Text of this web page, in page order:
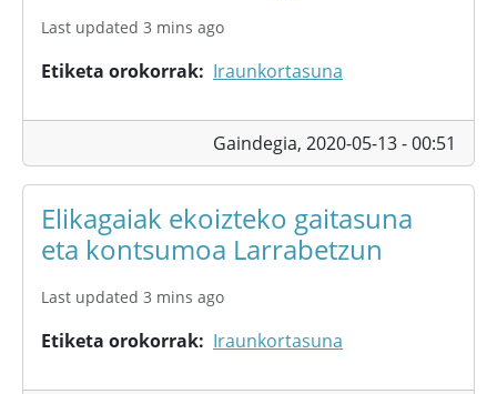
Last updated 3 mins ago
Etiketa orokorrak Iraunkortasuna
Gaindegia, 2020-05-13 - 00:51
Elikagaiak ekoizteko gaitasuna
eta kontsumoa Larrabetzun
Last updated 3 mins ago
Etiketa orokorrak Iraunkortasuna